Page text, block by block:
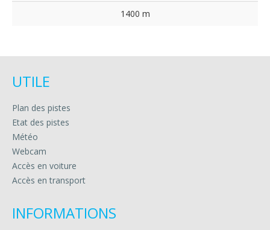
1400 m
UTILE
Plan des pistes
Etat des pistes
Météo
Webcam
Accès en voiture
Accès en transport
INFORMATIONS